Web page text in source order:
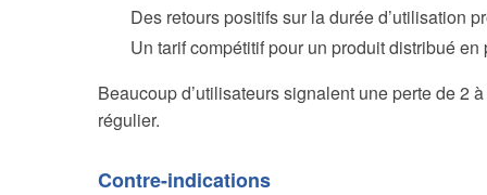
Des retours positifs sur la durée d’utilisation
Un tarif compétitif pour un produit distribué en
Beaucoup d’utilisateurs signalent une perte de 2
régulier.
Contre-indications